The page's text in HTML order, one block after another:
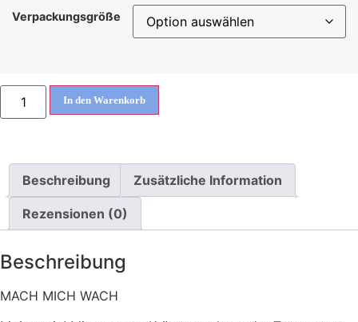
Verpackungsgröße
In den Warenkorb
Beschreibung Zusätzliche Information
Rezensionen (0)
Beschreibung
MACH MICH WACH